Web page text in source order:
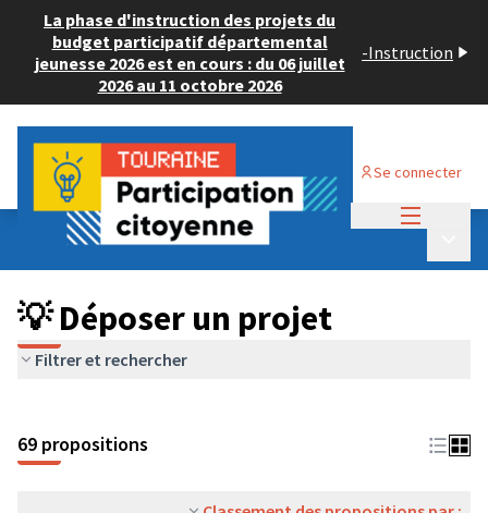
La phase d'instruction des projets du
budget participatif départemental
jeunesse 2026 est en cours : du 06 juillet
2026 au 11 octobre 2026
-Instruction
Se connecter
Budget Participatif ADULTE 2024
💡 Déposer un projet
💡 Déposer un projet
Filtrer et rechercher
69 propositions